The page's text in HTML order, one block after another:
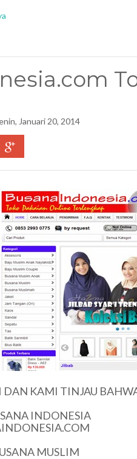
Januari 20, 2014
DAN KAMI TINJAU
INDONESIA
MUSLIM